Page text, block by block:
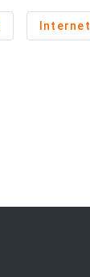
Internet